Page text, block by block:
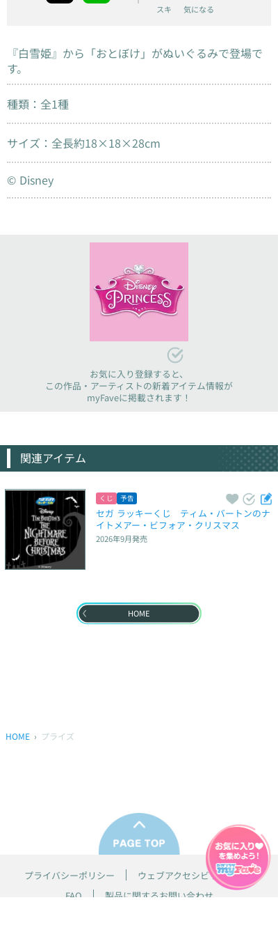
スキ 気になる
『白雪姫』から「おとぼけ」がぬいぐるみで登場で
す。
種類：全1種
サイズ：全長約18×18×28cm
© Disney
お気に入り登録すると、
この作品・アーティストの新着アイテム情報が
myFaveに掲載されます！
関連アイテム
くじ 予告
セガ ラッキーくじ　ティム・バートンのナ
イトメアー・ビフォア・クリスマス
2026年9月発売
HOME
HOME プライズ
プライバシーポリシー
ウェブアクセシビリティ方針
FAQ
製品に関するお問い合わせ